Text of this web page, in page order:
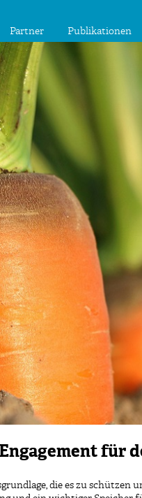
Partner Publikationen
für
die es zu schützen